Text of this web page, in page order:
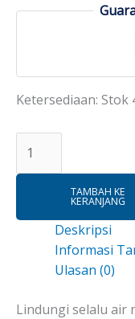
Ketersediaan: Stok
TAMBAH KE
KERANJANG
Deskripsi
Informasi
Ulasan (0)
Lindungi selalu air